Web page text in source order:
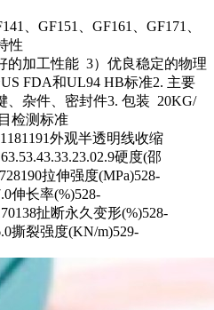
、GF151、GF161、GF171、
产品特性
加工性能 3）优良稳定的物理
FDA和UL94 HB标准2. 主要
、杂件、密封件3. 包装 20KG/
检测标准
外观半透明线收缩
硬度(邵
拉伸强度(MPa)528-
伸长率(%)528-
扯断永久变形(%)528-
撕裂强度(KN/m)529-